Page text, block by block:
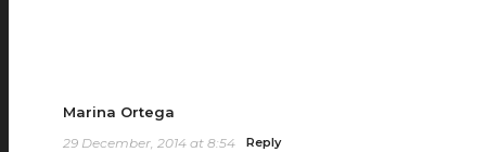
Marina Ortega
29 December, 2014 at 8:54 Reply